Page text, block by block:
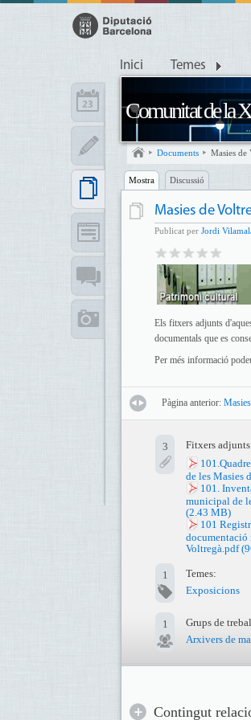
Inici Temes
Comunitat de la
Documents Masies de
Mostra Discussió
Masies de
Publicat per Jordi
Els fitxers adjunts
documentals que es
Per més informació
Pàgina anterior:
3
Fitxers
de les Masies
101.
municipal de
(2.43 MB)
101
documentació
Voltregà.pdf
1
Temes:
Exposicions
1
Grups de
Arxivers de
Contingut